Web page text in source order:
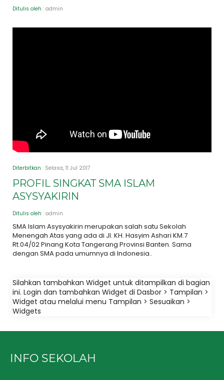
Ditulis oleh : admin
Diterbitkan : Selasa, 11 Jul 2017
PROFIL SINGKAT SMA ISLAM
ASYSYAKIRIN
Ditulis oleh : admin
SMA Islam Asysyakirin merupakan salah satu Sekolah
Menengah Atas yang ada di Jl. KH. Hasyim Ashari KM.7
Rt.04/02 Pinang Kota Tangerang Provinsi Banten. Sama
dengan SMA pada umumnya di Indonesia..
Silahkan tambahkan Widget untuk ditampilkan di bagian
ini. Login dan tambahkan Widget di Dasbor > Tampilan >
Widget atau melalui menu Tampilan > Sesuaikan >
Widgets
INFO SEKOLAH